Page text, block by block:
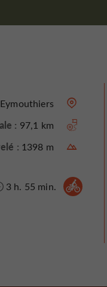
Eymouthiers
: 97,1 km
: 1398 m
Vélo vtc :
3 h. 55 min.